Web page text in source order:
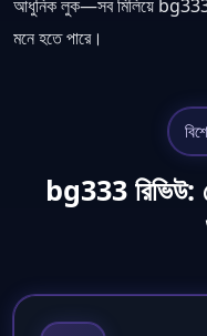
আধুনিক লুক—সব মিলিয়ে bg333-
মনে হতে পারে।
bg333 রিভিউ: